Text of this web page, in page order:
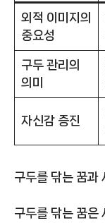
외적 이미지의
중요성
구두 관리의
의미
자신감 증진
구두를 닦는 꿈과
구두를 닦는 꿈은